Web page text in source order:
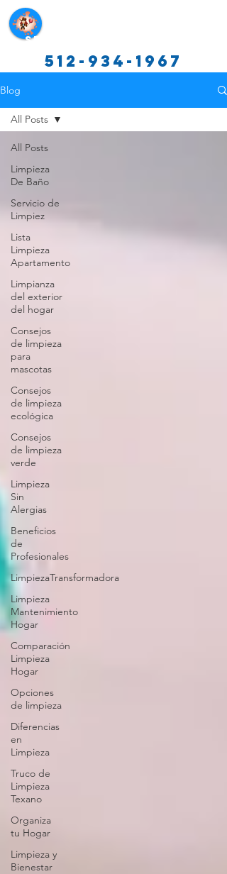
Servicios de limpieza de
512-934-1967
Blog
All Posts
Limpieza
De Baño
Servicio de
Limpiez
Lista
Limpieza
Apartamento
Limpianza
del exterior
del hogar
Consejos
de limpieza
para
mascotas
Consejos
de limpieza
ecológica
Consejos
de limpieza
verde
Limpieza
Sin
Alergias
Beneficios
de
Profesionales
LimpiezaTransformadora
Limpieza
Mantenimiento
Hogar
Comparación
Limpieza
Hogar
Opciones
de limpieza
Diferencias
en
Limpieza
Truco de
Limpieza
Texano
Organiza
tu Hogar
Limpieza y
Bienestar
All Posts